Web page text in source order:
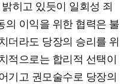
히고 있듯이 일회성 죄
의 이익을 위한 협력은 불
더라도 당장의 승리를 위
적으로는 합리적 선택이
기고 권모술수로 당장의